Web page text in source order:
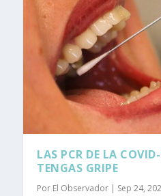
LAS PCR DE LA
TENGAS GRIPE
Por El Observador | Sep 24,